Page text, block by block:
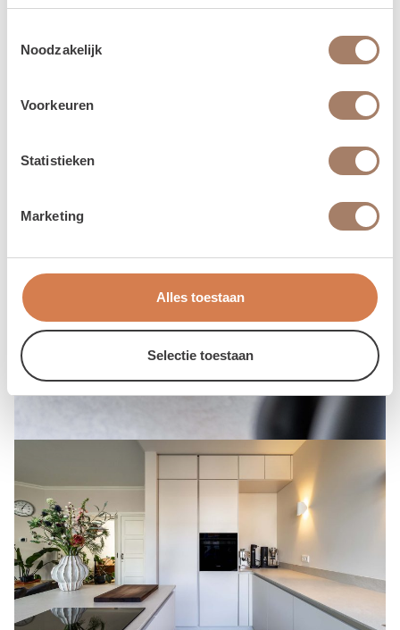
Noodzakelijk
Voorkeuren
Statistieken
Marketing
Alles toestaan
Selectie toestaan